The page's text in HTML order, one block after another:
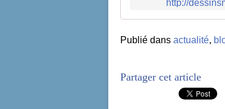
http://
Publié dans actualité,
Partager cet article